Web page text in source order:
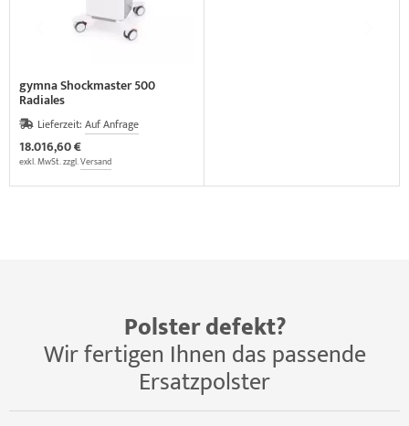
gymna Shockmaster 500
Radiales
Stoßwellentherapiesystem
(VERSANDKOSTEN AUF
ANFRAGE)
Lieferzeit: Auf Anfrage
18.016,60 €
exkl. MwSt. zzgl.Versand
Polster defekt?
Wir fertigen Ihnen das passende
Ersatzpolster